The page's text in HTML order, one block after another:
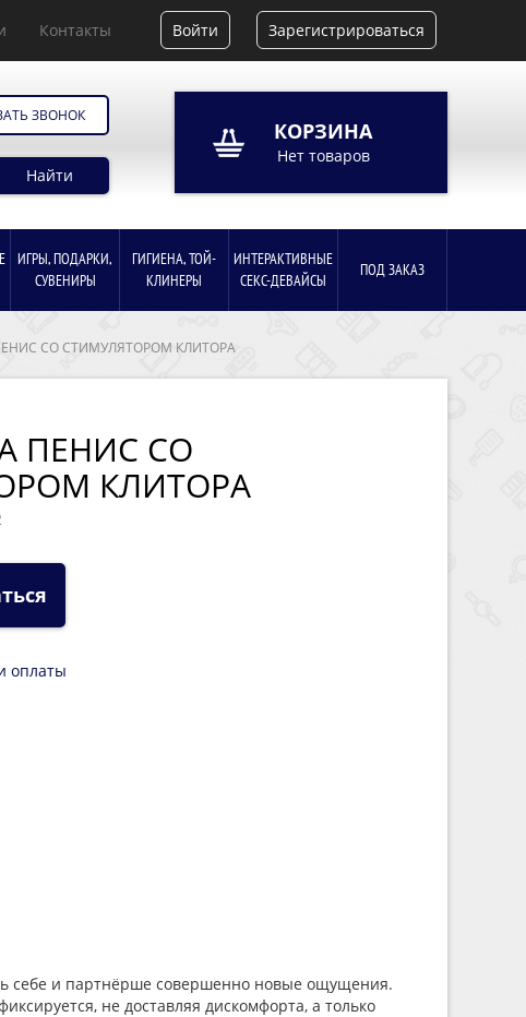
Контакты Войти Зарегистрироваться
ЗВОНОК
Найти
КОРЗИНА
Нет товаров
ИГРЫ, ПОДАРКИ,
СУВЕНИРЫ
ГИГИЕНА, ТОЙ-
КЛИНЕРЫ
ИНТЕРАКТИВНЫЕ
СЕКС-ДЕВАЙСЫ
ПОД ЗАКАЗ
СО СТИМУЛЯТОРОМ КЛИТОРА
ПЕНИС СО
КЛИТОРА
оплаты
себе и партнёрше совершенно новые ощущения.
не доставляя дискомфорта, а только